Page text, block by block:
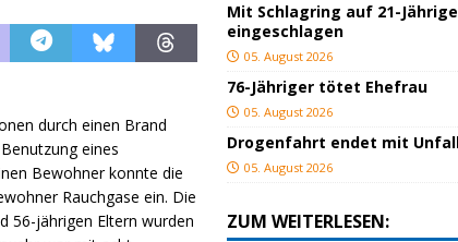
durch einen Brand
eines
Bewohner konnte die
Rauchgase ein. Die
56-jährigen Eltern wurden
Mit Schlagring auf 21-
eingeschlagen
05. August 2026
76-Jähriger tötet Ehefrau
05. August 2026
Drogenfahrt endet mit
05. August 2026
ZUM WEITERLESEN: